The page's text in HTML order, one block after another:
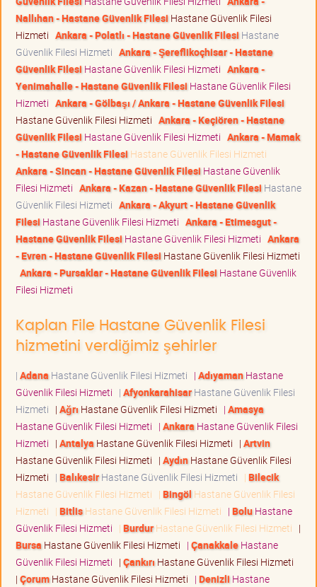
Nallıhan - Hastane Güvenlik Filesi Hastane Güvenlik Filesi
Hizmeti Ankara - Polatlı - Hastane Güvenlik Filesi Hastane
Güvenlik Filesi Hizmeti Ankara - Şereflikoçhisar - Hastane
Güvenlik Filesi Hastane Güvenlik Filesi Hizmeti Ankara -
Yenimahalle - Hastane Güvenlik Filesi Hastane Güvenlik Filesi
Hizmeti Ankara - Gölbaşı / Ankara - Hastane Güvenlik Filesi
Hastane Güvenlik Filesi Hizmeti Ankara - Keçiören - Hastane
Güvenlik Filesi Hastane Güvenlik Filesi Hizmeti Ankara - Mamak
- Hastane Güvenlik Filesi Hastane Güvenlik Filesi Hizmeti
Ankara - Sincan - Hastane Güvenlik Filesi Hastane Güvenlik
Filesi Hizmeti Ankara - Kazan - Hastane Güvenlik Filesi Hastane
Güvenlik Filesi Hizmeti Ankara - Akyurt - Hastane Güvenlik
Filesi Hastane Güvenlik Filesi Hizmeti Ankara - Etimesgut -
Hastane Güvenlik Filesi Hastane Güvenlik Filesi Hizmeti Ankara
- Evren - Hastane Güvenlik Filesi Hastane Güvenlik Filesi Hizmeti
Ankara - Pursaklar - Hastane Güvenlik Filesi Hastane Güvenlik
Filesi Hizmeti
Kaplan File Hastane Güvenlik Filesi
hizmetini verdiğimiz şehirler
| Adana Hastane Güvenlik Filesi Hizmeti | AdıyamanHastane
Güvenlik Filesi Hizmeti | AfyonkarahisarHastane Güvenlik Filesi
Hizmeti | Ağrı Hastane Güvenlik Filesi Hizmeti | Amasya
Hastane Güvenlik Filesi Hizmeti | Ankara Hastane Güvenlik Filesi
Hizmeti | Antalya Hastane Güvenlik Filesi Hizmeti | Artvin
Hastane Güvenlik Filesi Hizmeti | AydınHastane Güvenlik Filesi
Hizmeti | BalıkesirHastane Güvenlik Filesi Hizmeti | Bilecik
Hastane Güvenlik Filesi Hizmeti | Bingöl Hastane Güvenlik Filesi
Hizmeti | BitlisHastane Güvenlik Filesi Hizmeti | BoluHastane
Güvenlik Filesi Hizmeti | BurdurHastane Güvenlik Filesi Hizmeti |
Bursa Hastane Güvenlik Filesi Hizmeti | ÇanakkaleHastane
Güvenlik Filesi Hizmeti | Çankırı Hastane Güvenlik Filesi Hizmeti
| ÇorumHastane Güvenlik Filesi Hizmeti | Denizli Hastane